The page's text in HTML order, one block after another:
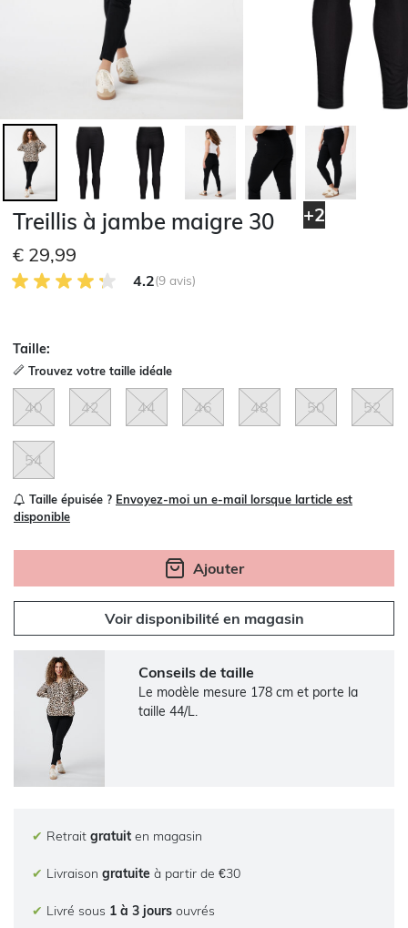
+2
Treillis à jambe maigre 30
€ 29,99
4.2 sur 5 avis des clients
4.2(9 avis)
Taille:
Trouvez votre taille idéale
40 42 44 46 48 50 52
54
Taille épuisée ? Envoyez-moi un e-mail lorsque larticle est
disponible
Ajouter
Voir disponibilité en magasin
Conseils de taille
Le modèle mesure 178 cm et porte la
taille 44/L.
✔ Retrait gratuit en magasin
✔ Livraison gratuite à partir de €30
✔ Livré sous 1 à 3 jours ouvrés